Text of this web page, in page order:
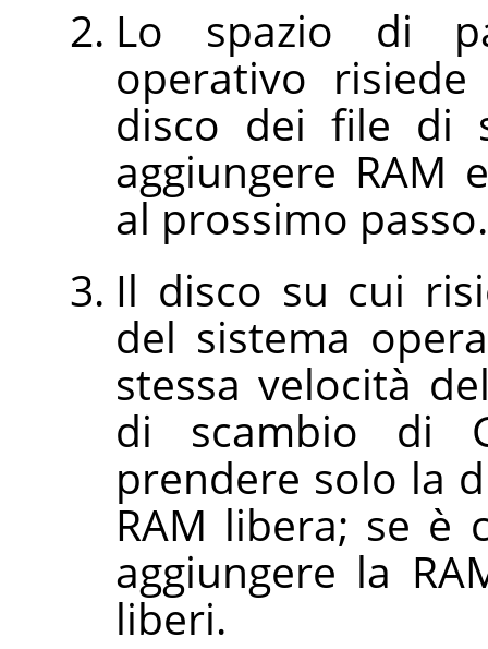
Lo spazio di
operativo
disco dei file di
aggiungere RAM
al prossimo passo.
Il disco su cui
del sistema
stessa velocità
di scambio di
prendere solo la
RAM libera; se è
aggiungere la
liberi.